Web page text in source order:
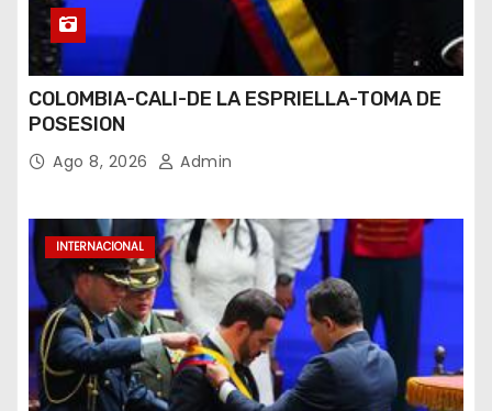
COLOMBIA-CALI-DE LA ESPRIELLA-TOMA DE
POSESION
Ago 8, 2026 Admin
INTERNACIONAL